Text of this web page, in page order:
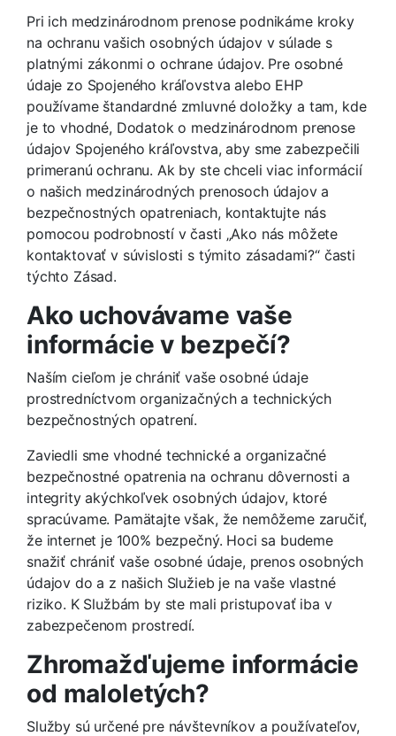
Pri ich medzinárodnom prenose podnikáme kroky
na ochranu vašich osobných údajov v súlade s
platnými zákonmi o ochrane údajov. Pre osobné
údaje zo Spojeného kráľovstva alebo EHP
používame štandardné zmluvné doložky a tam, kde
je to vhodné, Dodatok o medzinárodnom prenose
údajov Spojeného kráľovstva, aby sme zabezpečili
primeranú ochranu. Ak by ste chceli viac informácií
o našich medzinárodných prenosoch údajov a
bezpečnostných opatreniach, kontaktujte nás
pomocou podrobností v časti „Ako nás môžete
kontaktovať v súvislosti s týmito zásadami?“ časti
týchto Zásad.
Ako uchovávame vaše
informácie v bezpečí?
Naším cieľom je chrániť vaše osobné údaje
prostredníctvom organizačných a technických
bezpečnostných opatrení.
Zaviedli sme vhodné technické a organizačné
bezpečnostné opatrenia na ochranu dôvernosti a
integrity akýchkoľvek osobných údajov, ktoré
spracúvame. Pamätajte však, že nemôžeme zaručiť,
že internet je 100% bezpečný. Hoci sa budeme
snažiť chrániť vaše osobné údaje, prenos osobných
údajov do a z našich Služieb je na vaše vlastné
riziko. K Službám by ste mali pristupovať iba v
zabezpečenom prostredí.
Zhromažďujeme informácie
od maloletých?
Služby sú určené pre návštevníkov a používateľov,